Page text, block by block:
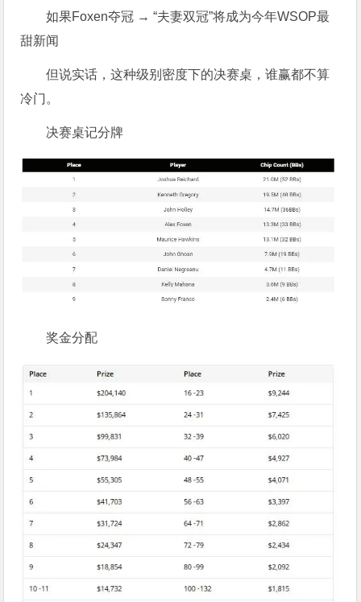
如果Foxen夺冠 → “夫妻双冠”将成为今年WSOP最
甜新闻
但说实话，这种级别密度下的决赛桌，谁赢都不算
冷门。
决赛桌记分牌
奖金分配